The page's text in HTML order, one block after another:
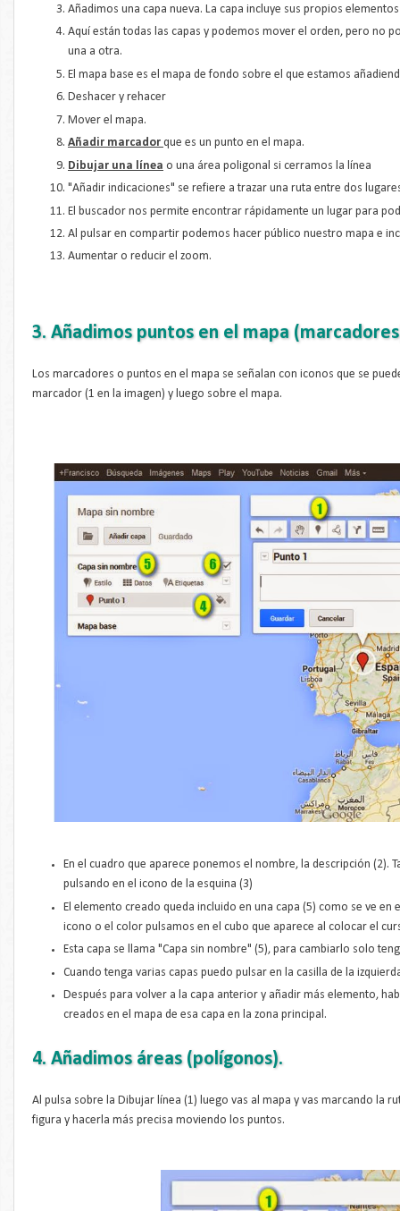
Añadimos una capa nueva. La capa incluye sus propios
Aquí están todas las capas y podemos mover el orden, pero no
una a otra.
El mapa base es el mapa de fondo sobre el que estamos
Deshacer y rehacer
Mover el mapa.
Añadir marcador que es un punto en el mapa.
Dibujar una línea o una área poligonal si cerramos la línea
"Añadir indicaciones" se refiere a trazar una ruta entre dos
El buscador nos permite encontrar rápidamente un lugar para
Al pulsar en compartir podemos hacer público nuestro mapa e
Aumentar o reducir el zoom.
3. Añadimos puntos en el mapa
Los marcadores o puntos en el mapa se señalan con iconos que se
marcador (1 en la imagen) y luego sobre el mapa.
En el cuadro que aparece ponemos el nombre, la descripción (2).
pulsando en el icono de la esquina (3)
El elemento creado queda incluido en una capa (5) como se ve en
icono o el color pulsamos en el cubo que aparece al colocar el
Esta capa se llama "Capa sin nombre" (5), para cambiarlo solo
Cuando tenga varias capas puedo pulsar en la casilla de la
Después para volver a la capa anterior y añadir más elemento,
creados en el mapa de esa capa en la zona principal.
4. Añadimos áreas (polígonos).
Al pulsa sobre la Dibujar línea (1) luego vas al mapa y vas marcando la
figura y hacerla más precisa moviendo los puntos.